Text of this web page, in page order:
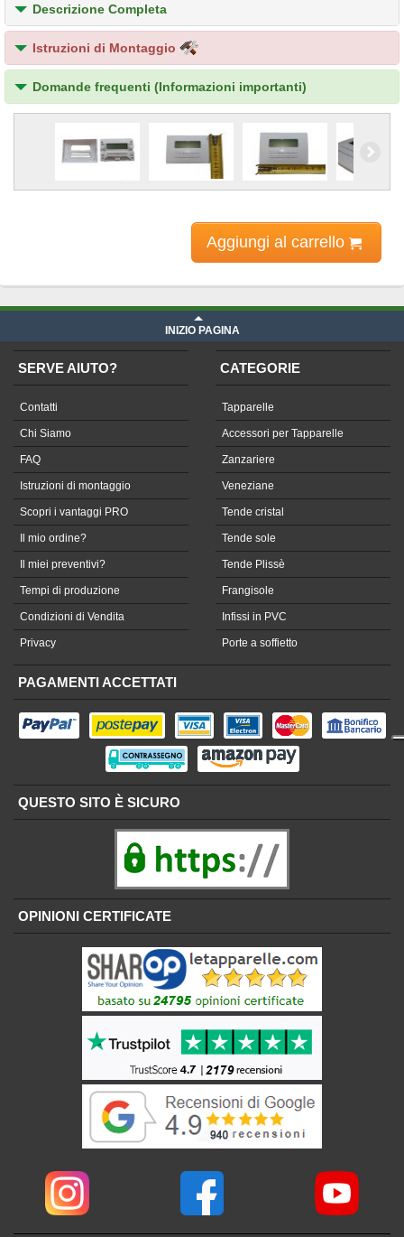
Descrizione Completa
Istruzioni di Montaggio
Domande frequenti (Informazioni importanti)
Aggiungi al carrello
INIZIO PAGINA
SERVE AIUTO?
Contatti
Chi Siamo
FAQ
Istruzioni di montaggio
Scopri i vantaggi PRO
Il mio ordine?
Il miei preventivi?
Tempi di produzione
Condizioni di Vendita
Privacy
CATEGORIE
Tapparelle
Accessori per Tapparelle
Zanzariere
Veneziane
Tende cristal
Tende sole
Tende Plissè
Frangisole
Infissi in PVC
Porte a soffietto
PAGAMENTI ACCETTATI
QUESTO SITO È SICURO
OPINIONI CERTIFICATE